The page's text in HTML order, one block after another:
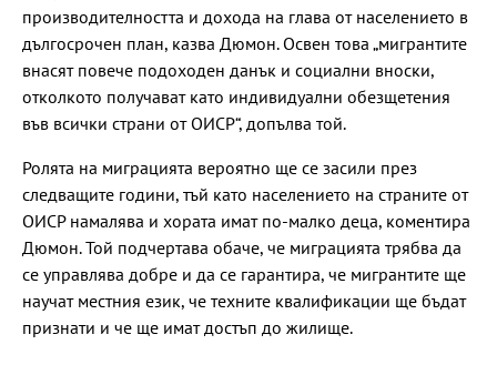
производителността и дохода на глава от населението в
дългосрочен план, казва Дюмон. Освен това „мигрантите
внасят повече подоходен данък и социални вноски,
отколкото получават като индивидуални обезщетения
във всички страни от ОИСР“, допълва той.
Ролята на миграцията вероятно ще се засили през
следващите години, тъй като населението на страните от
ОИСР намалява и хората имат по-малко деца, коментира
Дюмон. Той подчертава обаче, че миграцията трябва да
се управлява добре и да се гарантира, че мигрантите ще
научат местния език, че техните квалификации ще бъдат
признати и че ще имат достъп до жилище.